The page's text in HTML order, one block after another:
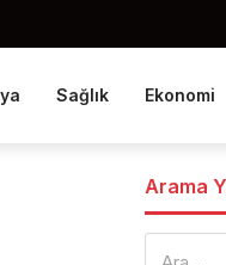
Sağlık Ekonomi
Arama